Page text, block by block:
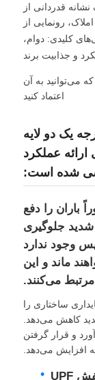
قدردانی از
رونمایی از
کلیدی: دوام،
و جذابیت برند
می‌توانید به آن
اعتماد کنید
یک دو لایه
ارائه عملکرد
شده است:
باران را دفع
جلوگیری
وجود ندارد
ماند و این
مرتبط می‌کنند.
ساختاری را
کاهش می‌دهد.
و قرار گرفتن
افزایش می‌دهد.
محافظت در برابر اشعه ماوراء بنفش UPF